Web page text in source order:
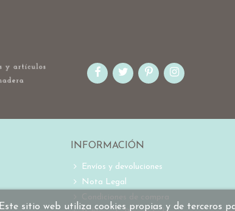
Este sitio web utiliza cookies propias y de terceros
INFORMACIÓN
Envíos y devoluciones
Nota Legal